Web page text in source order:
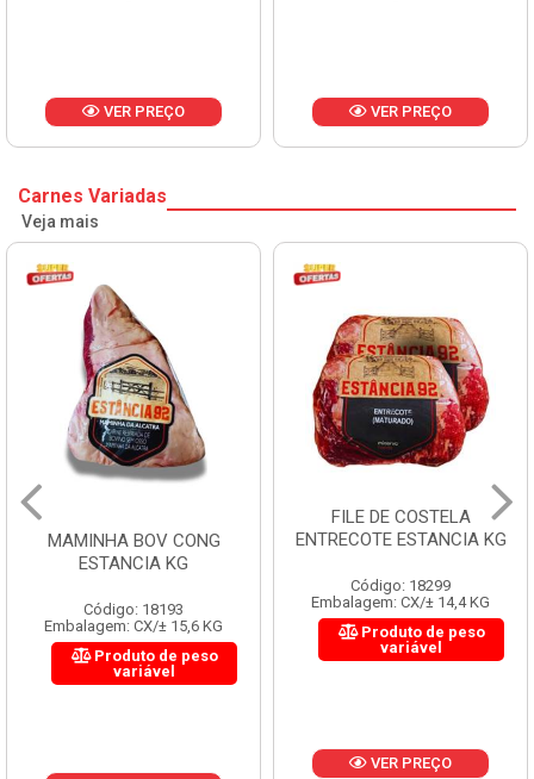
VER PREÇO VER PREÇO
Carnes Variadas
Veja mais
MAMINHA BOV CONG
ESTANCIA KG
Código: 18193
Embalagem: CX/± 15,6 KG
Produto de peso
variável
FILE DE COSTELA
ENTRECOTE ESTANCIA KG
Código: 18299
Embalagem: CX/± 14,4 KG
Produto de peso
variável
VER PREÇO